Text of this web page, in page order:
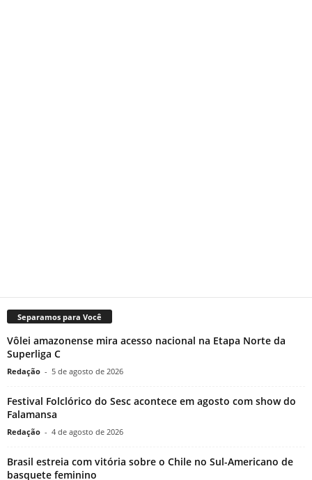
Separamos para Você
Vôlei amazonense mira acesso nacional na Etapa Norte da
Superliga C
Redação - 5 de agosto de 2026
Festival Folclórico do Sesc acontece em agosto com show do
Falamansa
Redação - 4 de agosto de 2026
Brasil estreia com vitória sobre o Chile no Sul-Americano de
basquete feminino